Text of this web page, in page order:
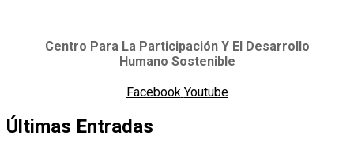
Centro Para La Participación Y El Desarrollo
Humano Sostenible
Facebook Youtube
Últimas Entradas